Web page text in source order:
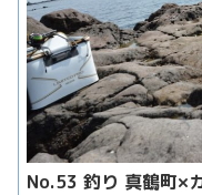
No.53 釣り 真鶴町×